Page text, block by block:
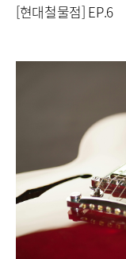
[현대철물점] EP.6